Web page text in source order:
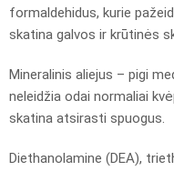
formaldehidus, kurie
skatina galvos ir krūtinės
Mineralinis aliejus – pigi
neleidžia odai normaliai
skatina atsirasti spuogus.
Diethanolamine (DEA),